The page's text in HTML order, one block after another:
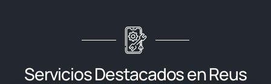
Servicios Destacados en Reus